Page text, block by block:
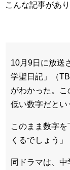
こんな記事があり
10月9日に放送
学聖日記」（
がわかった。こ
低い数字だとい
このまま数字
くるでしょう」
同ドラマは、